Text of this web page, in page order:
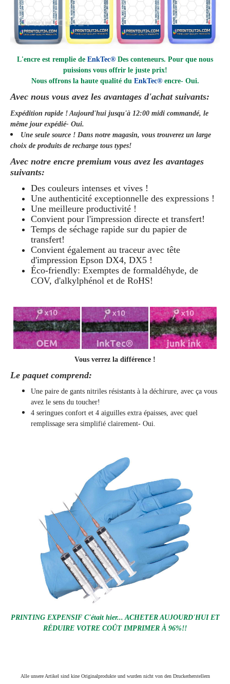
L'encre est remplie de EnkTec® Des conteneurs. Pour que nous
puissions vous offrir le juste prix!
Nous offrons la haute qualité du EnkTec®encre- Oui.
Avec nous vous avez les avantages d'achat suivants:
Expédition rapide ! Aujourd'hui jusqu'à 12:00 midi commandé, le
même jourexpédié- Oui.
Une seule source ! Dans notre magasin, vous trouverez un large
choix de produits de recharge tous types!
Avec notre encre premium vous avez les avantages
suivants:
Des couleurs intenses et vives !
Une authenticité exceptionnelle des expressions !
Une meilleure productivité !
Convient pour l'impression directe et transfert!
Temps de séchage rapide sur du papier de
transfert!
Convient également au traceur avec tête
d'impression Epson DX4, DX5 !
Éco-friendly: Exemptes de formaldéhyde, de
COV, d'alkylphénol et de RoHS!
Vous verrez la différence !
Le paquet comprend:
Une paire de gants nitriles résistants à la déchirure, avec ça vous
avez le sens du toucher!
4 seringues confort et 4 aiguilles extra épaisses, avec quel
remplissage sera simplifié clairement- Oui.
PRINTING EXPENSIF C'était hier... ACHETER AUJOURD'HUI ET
RÉDUIRE VOTRE COÛT IMPRIMER À 96%!!
Alle unsere Artikel sind kine Originalprodukte und wurden nicht von den Druckerherstellern